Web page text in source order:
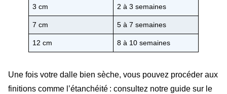
3 cm 2 à 3 semaines
7 cm 5 à 7 semaines
12 cm 8 à 10 semaines
Une fois votre dalle bien sèche, vous pouvez procéder aux
finitions comme l’étanchéité : consultez notre guide sur le